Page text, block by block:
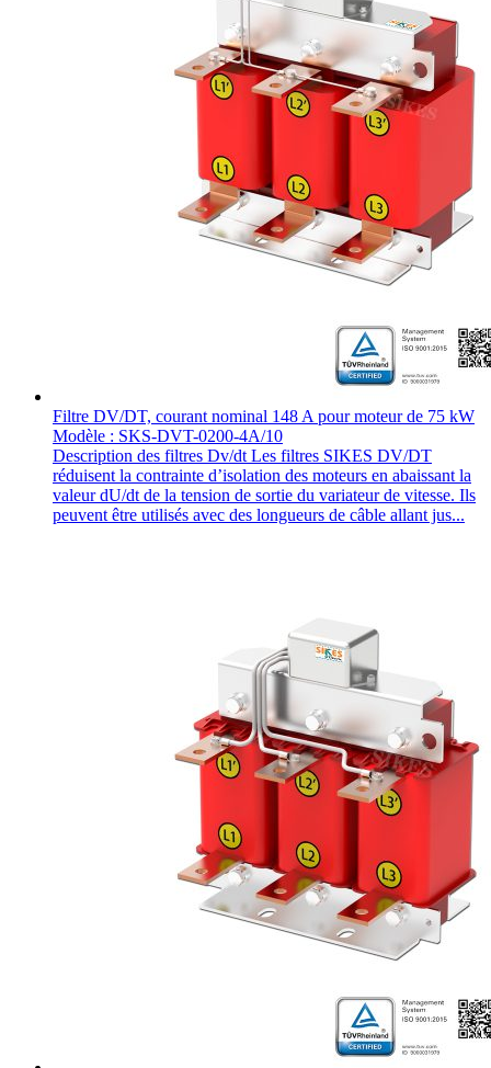
Filtre DV/DT, courant nominal 148 A pour moteur de 75 kW
Modèle : SKS-DVT-0200-4A/10
Description des filtres Dv/dt Les filtres SIKES DV/DT
réduisent la contrainte d’isolation des moteurs en abaissant la
valeur dU/dt de la tension de sortie du variateur de vitesse. Ils
peuvent être utilisés avec des longueurs de câble allant jus...